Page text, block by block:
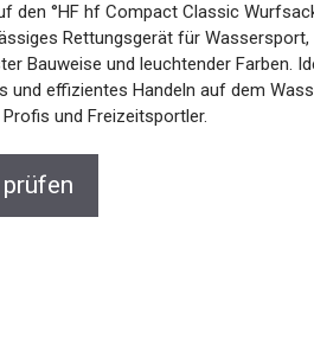
den °HF hf Compact Classic Wurfsack
Rettungsgerät für Wassersport,
Bauweise und leuchtender Farben.
und effizientes Handeln auf dem
für Profis und Freizeitsportler.
Jetzt anschauen